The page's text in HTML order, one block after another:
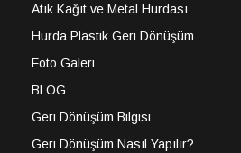
Atık Kağıt ve Metal Hurdası
Hurda Plastik Geri Dönüşüm
Foto Galeri
BLOG
Geri Dönüşüm Bilgisi
Geri Dönüşüm Nasıl Yapılır?